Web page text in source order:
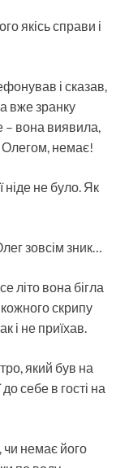
якісь справи і
і сказав,
вже зранку
– вона виявила,
Олегом, немає!
ніде не було. Як
зовсім зник…
літо вона бігла
скрипу
і не приїхав.
який був на
себе в гості на
чи немає його